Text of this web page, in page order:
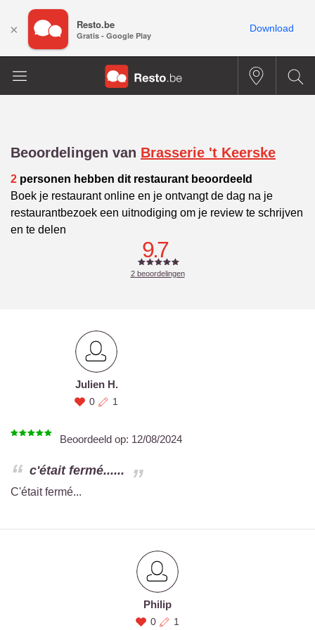
Beoordelingen van Brasserie 't Keerske
2 personen hebben dit restaurant beoordeeld
Boek je restaurant online en je ontvangt de dag na je
restaurantbezoek een uitnodiging om je review te schrijven
en te delen
9.7
2beoordelingen
Julien H.
0 1
Beoordeeld op: 12/08/2024
c'était fermé......
C'était fermé...
Philip
0 1
× Resto.be
Gratis - Google Play
Download